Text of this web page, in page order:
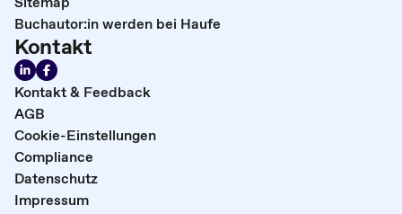
Buchautor:in werden bei Haufe
Kontakt
Kontakt & Feedback
AGB
Cookie-Einstellungen
Compliance
Datenschutz
Impressum